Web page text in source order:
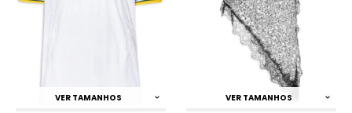
VER TAMANHOS VER TAMANHOS